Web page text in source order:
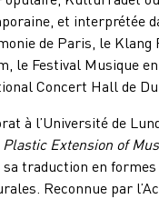
et interprétée
de Paris, le Klang
le Festival Musique
Concert Hall de
à l’Université de
Plastic Extension of
traduction en formes
Reconnue par